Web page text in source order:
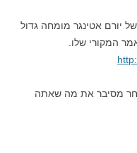
יורם אטינגר מומחה גדול
המקורי שלו.
מסיבר את מה שאתה